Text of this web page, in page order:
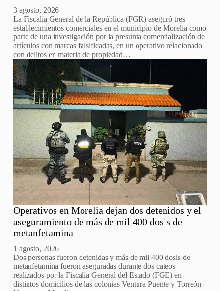
3 agosto, 2026
La Fiscalía General de la República (FGR) aseguró tres
establecimientos comerciales en el municipio de Morelia como
parte de una investigación por la presunta comercialización de
artículos con marcas falsificadas, en un operativo relacionado
con delitos en materia de propiedad…
Operativos en Morelia dejan dos detenidos y el
aseguramiento de más de mil 400 dosis de
metanfetamina
1 agosto, 2026
Dos personas fueron detenidas y más de mil 400 dosis de
metanfetamina fueron aseguradas durante dos cateos
realizados por la Fiscalía General del Estado (FGE) en
distintos domicilios de las colonias Ventura Puente y Torreón